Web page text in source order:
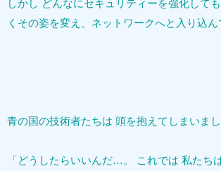
しかし どんなにセキュリティーを強化して
くその姿を変え、ネットワークへと入り込ん
青の国の技術者たちは 頭を抱えてしまいまし
「どうしたらいいんだ…。 これでは 私たち